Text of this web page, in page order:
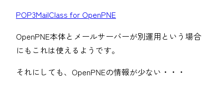
POP3MailClass for OpenPNE
OpenPNE本体とメールサーバーが別運用という場合
にもこれは使えるようです。
それにしても、OpenPNEの情報が少ない・・・